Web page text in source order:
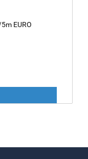
EURO